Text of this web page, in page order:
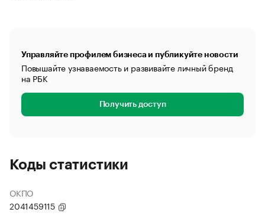
Управляйте профилем бизнеса и публикуйте новости
Повышайте узнаваемость и развивайте личный бренд
на РБК
Получить доступ
Коды статистики
ОКПО
2041459115